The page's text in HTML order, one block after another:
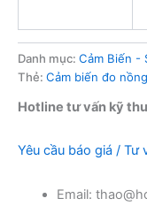
Danh mục: Cảm Biến -
Thẻ: Cảm biến đo
Hotline tư vấn kỹ
Yêu cầu báo giá / Tư
Email: